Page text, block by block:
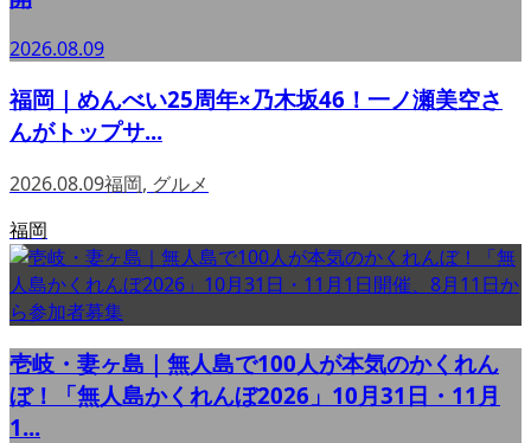
2026.08.09
福岡｜めんべい25周年×乃木坂46！一ノ瀬美空さ
んがトップサ...
2026.08.09福岡, グルメ
福岡
壱岐・妻ヶ島｜無人島で100人が本気のかくれん
ぼ！「無人島かくれんぼ2026」10月31日・11月
1...